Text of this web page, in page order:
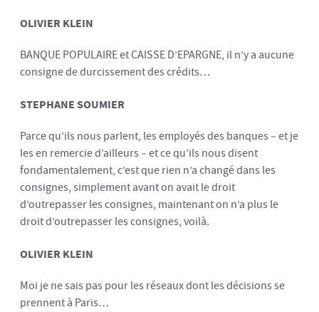
OLIVIER KLEIN
BANQUE POPULAIRE et CAISSE D’EPARGNE, il n’y a aucune
consigne de durcissement des crédits…
STEPHANE SOUMIER
Parce qu’ils nous parlent, les employés des banques – et je
les en remercie d’ailleurs – et ce qu’ils nous disent
fondamentalement, c’est que rien n’a changé dans les
consignes, simplement avant on avait le droit
d’outrepasser les consignes, maintenant on n’a plus le
droit d’outrepasser les consignes, voilà.
OLIVIER KLEIN
Moi je ne sais pas pour les réseaux dont les décisions se
prennent à Paris…